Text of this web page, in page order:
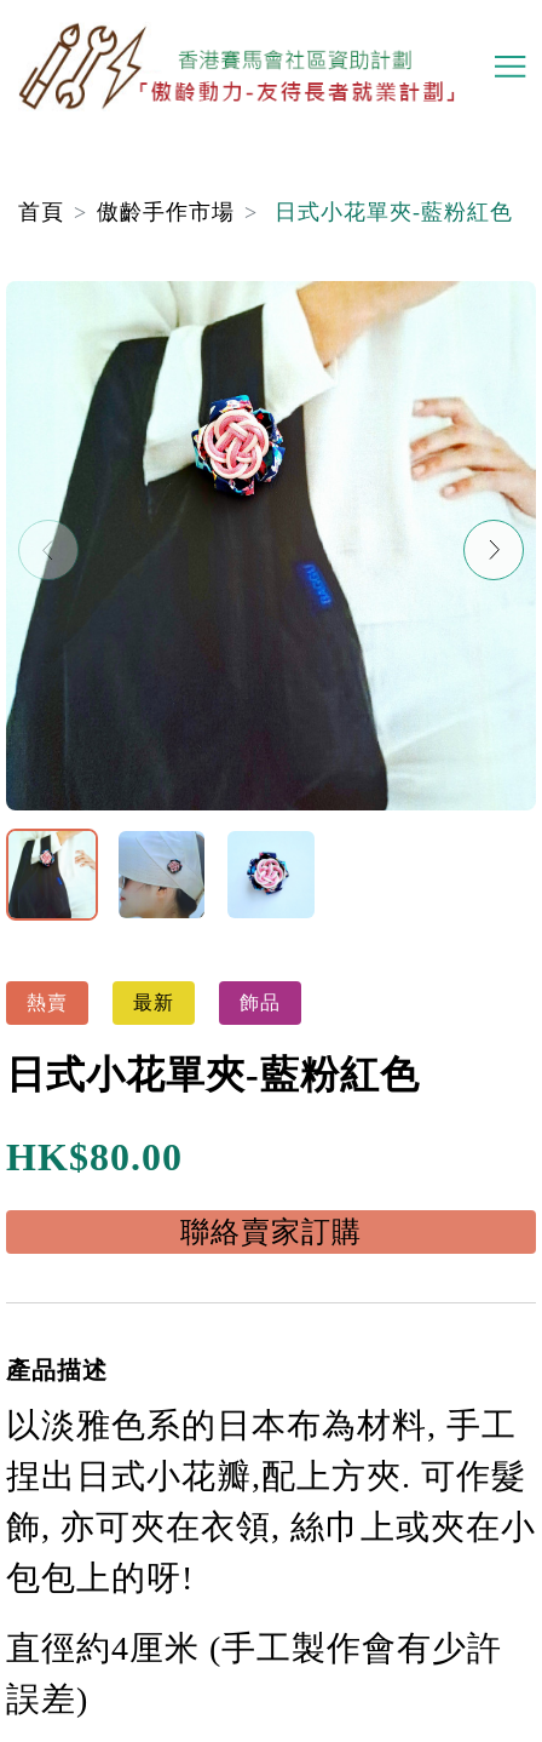
主
內
首頁 傲齡手作市場 日式小花單夾-藍粉紅色
熱賣 最新 飾品
日式小花單夾-藍粉紅色
HK$80.00
聯絡賣家訂購
產品描述
以淡雅色系的 日本布為材料, 手工
捏出日式小花瓣,配上方夾. 可作髮
飾, 亦可夾在衣領, 絲巾上或夾在小
包包上的呀!
直徑約4厘米 (手工製作會有少許
誤差)